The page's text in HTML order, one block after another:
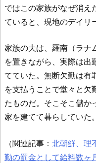
ではこの家族がなぜ消え
ていると、現地のデイリ
家族の夫は、羅南（ラナ
を置きながら、実際は出
てていた。無断欠勤は有
を支払うことで堂々と欠
たものだ。そこそこ儲か
家を建てて暮らしていた。
（関連記事： 北朝鮮、理
勤の罰金として給料数ヶ